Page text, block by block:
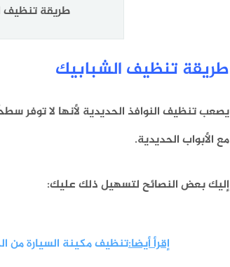
طريقة تنظيف
طريقة تنظيف الشبابيك
يصعب تنظيف النوافذ الحديدية لأنها لا توفر
مع الأبواب الحديدية.
إليك بعض النصائح لتسهيل ذلك عليك:
إقرأ أيضا:تنظيف مكينة السيارة من